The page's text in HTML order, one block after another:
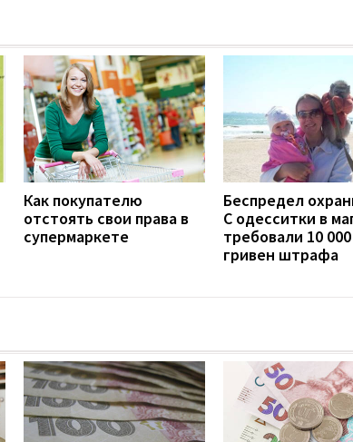
Как покупателю
отстоять свои права в
супермаркете
Беспредел
С одесситки в
требовали 10 000
гривен штрафа